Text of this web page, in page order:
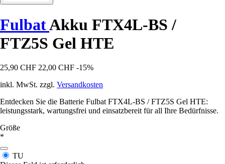
FulbatAkku FTX4L-BS /
FTZ5S Gel HTE
25,90 CHF 22,00 CHF -15%
inkl. MwSt. zzgl. Versandkosten
Entdecken Sie die Batterie Fulbat FTX4L-BS / FTZ5S Gel HTE:
leistungsstark, wartungsfrei und einsatzbereit für all Ihre Bedürfnisse.
Größe
*
TU